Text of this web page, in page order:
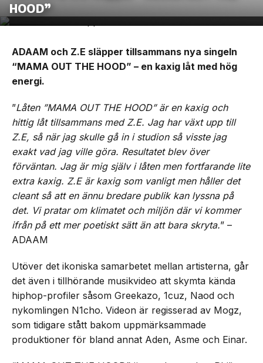
HOOD”
ADAAM och Z.E släpper tillsammans nya singeln
“MAMA OUT THE HOOD” – en kaxig låt med hög
energi.
”Låten ”MAMA OUT THE HOOD” är en kaxig och
hittig låt tillsammans med Z.E. Jag har växt upp till
Z.E, så när jag skulle gå in i studion så visste jag
exakt vad jag ville göra. Resultatet blev över
förväntan. Jag är mig själv i låten men fortfarande lite
extra kaxig. Z.E är kaxig som vanligt men håller det
cleant så att en ännu bredare publik kan lyssna på
det. Vi pratar om klimatet och miljön där vi kommer
ifrån på ett mer poetiskt sätt än att bara skryta.” –
ADAAM
Utöver det ikoniska samarbetet mellan artisterna, går
det även i tillhörande musikvideo att skymta kända
hiphop-profiler såsom Greekazo, 1cuz, Naod och
nykomlingen N1cho. Videon är regisserad av Mogz,
som tidigare stått bakom uppmärksammade
produktioner för bland annat Aden, Asme och Einar.